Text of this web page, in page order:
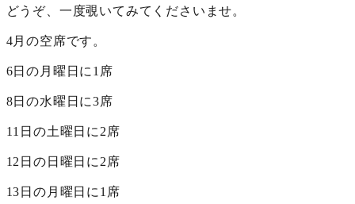
どうぞ、一度覗いてみてくださいませ。
4月の空席です。
6日の月曜日に1席
8日の水曜日に3席
11日の土曜日に2席
12日の日曜日に2席
13日の月曜日に1席